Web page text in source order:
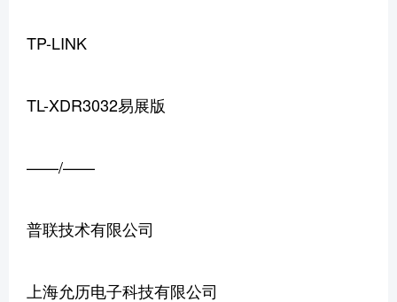
TP-LINK
TL-XDR3032易展版
——/——
普联技术有限公司
上海允历电子科技有限公司